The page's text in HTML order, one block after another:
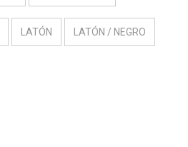
LATÓN LATÓN / NEGRO